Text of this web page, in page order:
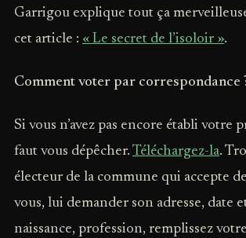
Garrigou explique tout ça
cet article : « Le secret de l’isoloir ».
Comment voter par correspondance
Si vous n’avez pas encore établi votre
faut vous dépêcher. Téléchargez-la.
électeur de la commune qui accepte
vous, lui demander son adresse, date
naissance, profession, remplissez